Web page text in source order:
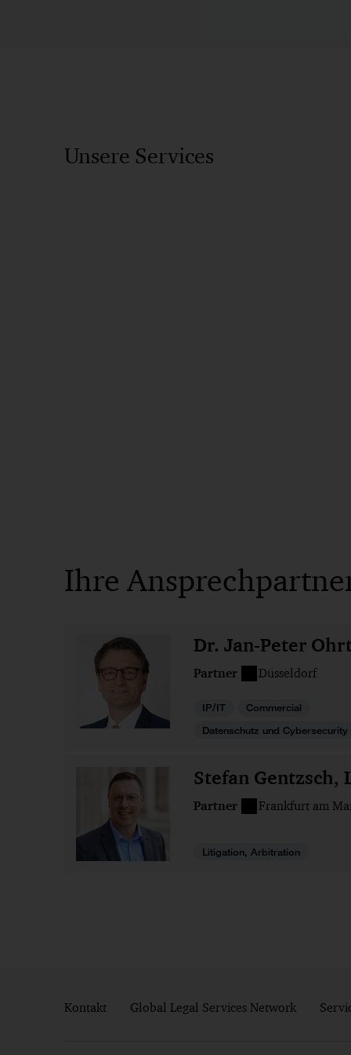
Unsere Services
Ihre
Dr. Jan-Peter
Partner Düsseldorf
IP/IT
Commercial
Datenschutz und Cybersecurity
Stefan Gentzsch,
Partner Frankfurt am
Litigation, Arbitration
Kontakt Global Legal Services Network